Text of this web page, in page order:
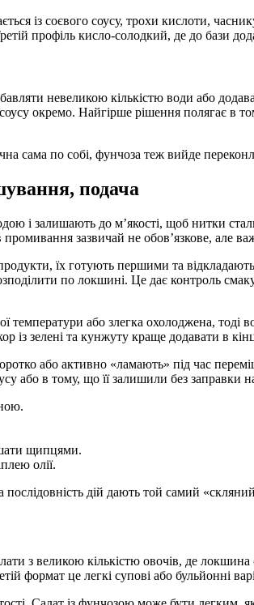
із соєвого соусу, трохи кислоти,
профіль кисло-солодкий, де до бази
невеликою кількістю води або
окремо. Найгірше рішення полягає в
сама по собі, фунчоза теж вийде
подача
і залишають до м’якості, щоб нитки
зазвичай не обов’язкове, але
їх готують першими та
по локшині. Це дає контроль
або злегка охолоджена, тоді
із зелені та кунжуту краще додавати в
або активно «ламають» під час
або в тому, що її залишили без заправки
щипцями.
олії.
дій дають той самий
з великою кількістю овочів, де локшина
формат це легкі супові або бульйонні